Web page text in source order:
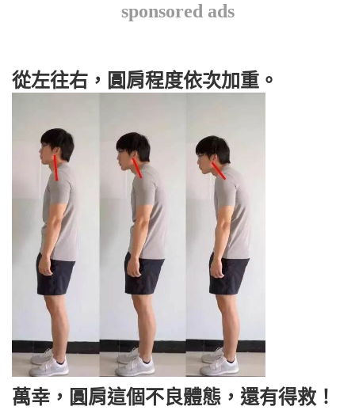
sponsored ads
從左往右，圓肩程度依次加重。
萬幸，圓肩這個不良體態，還有得救！